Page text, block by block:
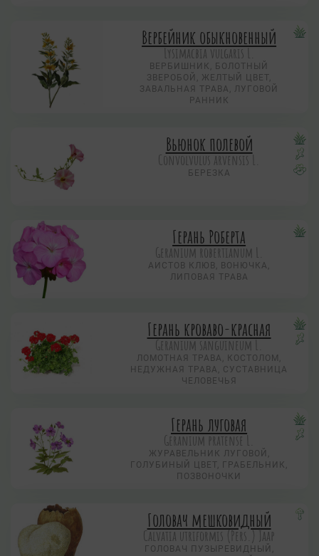
Вербейник обыкновенный
Lysimacbia vulgaris L.
ВЕРБИШНИК, БОЛОТНЫЙ
ЗВЕРОБОЙ, ЖЕЛТЫЙ ЦВЕТ,
ЗАВАЛЬНАЯ ТРАВА, ЛУГОВОЙ
РАННИК
Вьюнок полевой
Convolvulus arvensis L.
БЕРЕЗКА
Герань Роберта
Geranium robertianum L.
АИСТОВ КЛЮВ, ВОНЮЧКА,
ЛИПОВАЯ ТРАВА
Герань кроваво-красная
Geranium sanguineum L.
ЛОМОТНАЯ ТРАВА, КОСТОЛОМ,
НЕДУЖНАЯ ТРАВА, СУСТАВНИЦА
ЧЕЛОВЕЧЬЯ
Герань луговая
Geranium pratense L.
ЖУРАВЕЛЬНИК ЛУГОВОЙ,
ГОЛУБИНЫЙ ЦВЕТ, ГРАБЕЛЬНИК,
ПОЗВОНОЧКИ
Головач мешковидный
Calvatia utriformis (Pers.) Jaap
ГОЛОВАЧ ПУЗЫРЕВИДНЫЙ,